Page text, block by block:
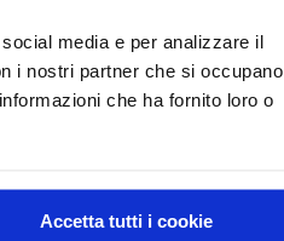
media e per analizzare il
i nostri partner che si occupano
che ha fornito loro o
Accetta tutti i cookie